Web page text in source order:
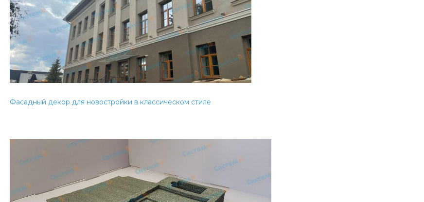
Фасадный декор для новостройки в классическом стиле